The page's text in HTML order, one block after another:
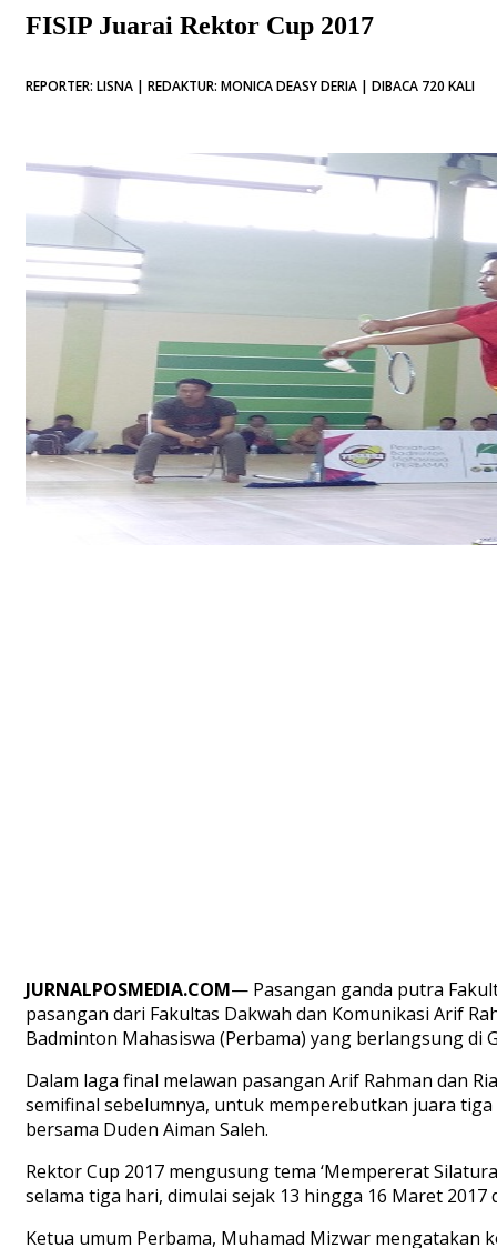
FISIP Juarai Rektor Cup 2017
REPORTER: LISNA | REDAKTUR: MONICA DEASY DERIA | DIBACA 720 KALI
JURNALPOSMEDIA.COM— Pasangan ganda putra
pasangan dari Fakultas Dakwah dan Komunikasi Arif
Badminton Mahasiswa (Perbama) yang berlangsung di
Dalam laga final melawan pasangan Arif Rahman dan
semifinal sebelumnya, untuk memperebutkan juara
bersama Duden Aiman Saleh.
Rektor Cup 2017 mengusung tema ‘Mempererat
selama tiga hari, dimulai sejak 13 hingga 16 Maret
Ketua umum Perbama, Muhamad Mizwar